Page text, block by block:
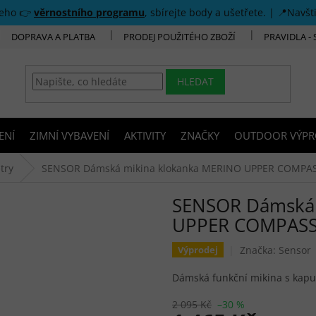
👉 věrnostního programu, sbírejte body a ušetřete. |
DOPRAVA A PLATBA PRODEJ POUŽITÉHO ZBOŽÍ PRAVIDLA -
HLEDAT
ZIMNÍ VYBAVENÍ AKTIVITY ZNAČKY OUTDOOR
SENSOR Dámská mikina klokanka MERINO UPPER
SENSOR
UPPER
Výprodej Značka: Sensor
2 095 Kč –30 %
Dámská funkční mikina s